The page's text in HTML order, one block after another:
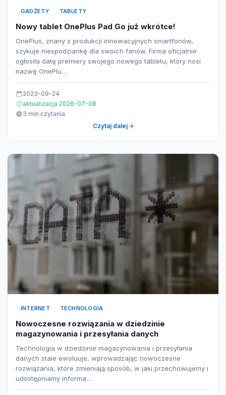
GADŻETY TABLETY
Nowy tablet OnePlus Pad Go już wkrótce!
OnePlus, znany z produkcji innowacyjnych smartfonów,
szykuje niespodziankę dla swoich fanów. Firma oficjalnie
ogłosiła datę premiery swojego nowego tabletu, który nosi
nazwę OnePlu…
2023-09-24
aktualizacja 2026-07-08
3 min czytania
Czytaj dalej
INTERNET TECHNOLOGIA
Nowoczesne rozwiązania w dziedzinie
magazynowania i przesyłania danych
Technologia w dziedzinie magazynowania i przesyłania
danych stale ewoluuje, wprowadzając nowoczesne
rozwiązania, które zmieniają sposób, w jaki przechowujemy i
udostępniamy informa…